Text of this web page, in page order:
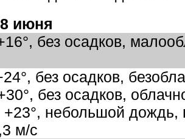
июня
без осадков,
без осадков,
без осадков,
небольшой дождь,
м/с